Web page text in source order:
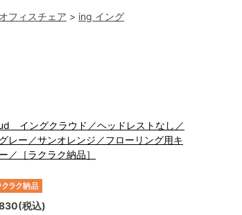
フィスチェア > ing イング
イングクラウド／ヘッドレストなし／
レー／サンオレンジ／フローリング用キ
／［ラクラク納品］
税込)